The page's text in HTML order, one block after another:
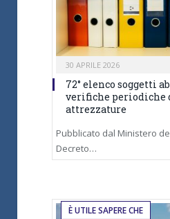
30 APRILE 2026
72° elenco soggetti
verifiche periodiche
attrezzature
Pubblicato dal Ministero
Decreto…
È UTILE SAPERE CHE